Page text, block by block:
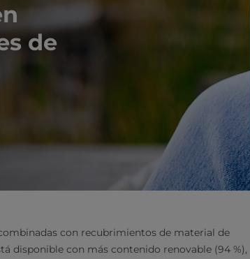
de
con recubrimientos de material de
disponible con más contenido renovable (94 %),